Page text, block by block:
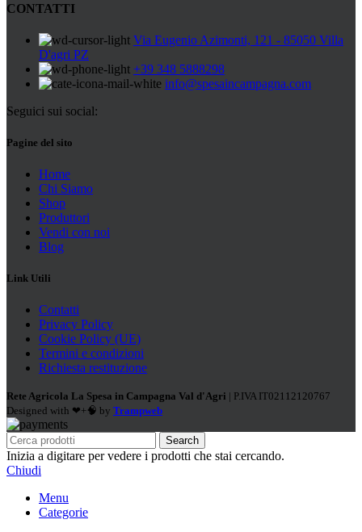
CONTATTI
Via Eugenio Azimonti, 121 - 85050 Villa
D'agri PZ
+39 348 5888298
info@spesaincampagna.com
Seguici sui social:
Pagine del sito
Home
Chi Siamo
Shop
Produttori
Vendi con noi
Blog
Link Utili
Contatti
Privacy Policy
Cookie Policy (UE)
Termini e condizioni
Richiesta restituzione
Rete Agricola La Spesa in Campagna Val d'Agri | P.IVA IT02112120767
Designed with ❤+🧠 by Trampweb
Search
Inizia a digitare per vedere i prodotti che stai cercando.
Chiudi
Menu
Categorie